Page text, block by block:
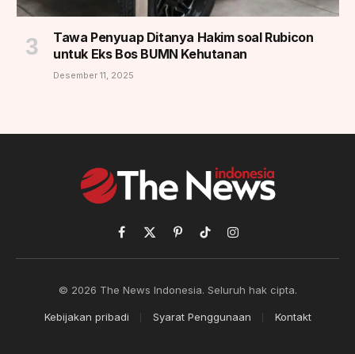
Tawa Penyuap Ditanya Hakim soal Rubicon
untuk Eks Bos BUMN Kehutanan
Desember 11, 2025
Facebook
X
(Twitter)
PinterestTikTokInstagram
© 2026 The News Indonesia. Seluruh hak cipta.
Kebijakan pribadi Syarat Penggunaan Kontakt